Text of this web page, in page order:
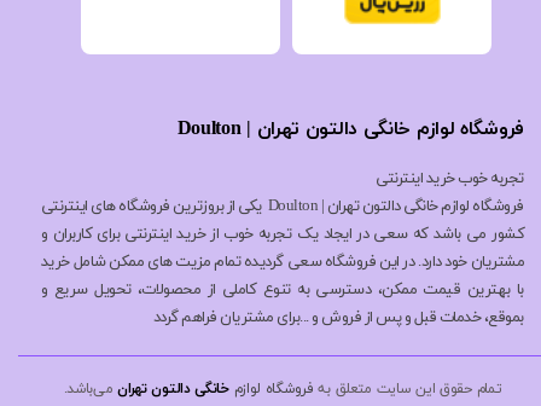
فروشگاه لوازم خانگی دالتون تهران | Doulton
تجربه خوب خرید اینترنتی
فروشگاه لوازم خانگی دالتون تهران | Doulton یکی از بروزترین فروشگاه های اینترنتی
کشور می باشد که سعی در ایجاد یک تجربه خوب از خرید اینترنتی برای کاربران و
مشتریان خود دارد. در این فروشگاه سعی گردیده تمام مزیت های ممکن شامل خرید
با بهترین قیمت ممکن، دسترسی به تنوع کاملی از محصولات، تحویل سریع و
بموقع، خدمات قبل و پس از فروش و ...برای مشتریان فراهم گردد
تمام حقوق این سایت متعلق به فروشگاه لوازمخانگی دالتون تهران می‌باشد.